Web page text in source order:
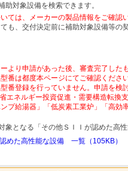
助対象設備を検索できます。
ては、メーカーの製品情報をご確認
も、交付決定前に補助対象設備等の
より申請があった後、審査完了した
番は都度本ページにてご確認くださ
番登録を行っていません。申請を検
エネルギー投資促進・需要構造転換
プ給湯器」「低炭素工業炉」「高
となる「その他ＳＩＩが認めた高
めた高性能な設備 一覧（105KB）